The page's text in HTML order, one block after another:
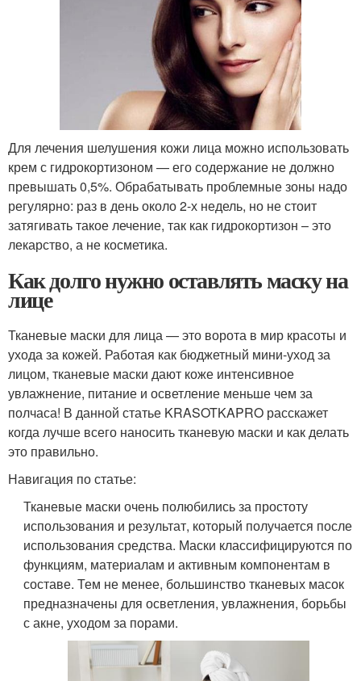
Для лечения шелушения кожи лица можно использовать
крем с гидрокортизоном — его содержание не должно
превышать 0,5%. Обрабатывать проблемные зоны надо
регулярно: раз в день около 2-х недель, но не стоит
затягивать такое лечение, так как гидрокортизон – это
лекарство, а не косметика.
Как долго нужно оставлять маску на
лице
Тканевые маски для лица — это ворота в мир красоты и
ухода за кожей. Работая как бюджетный мини-уход за
лицом, тканевые маски дают коже интенсивное
увлажнение, питание и осветление меньше чем за
полчаса! В данной статье KRASOTKAPRO расскажет
когда лучше всего наносить тканевую маски и как делать
это правильно.
Навигация по статье:
Тканевые маски очень полюбились за простоту
использования и результат, который получается после
использования средства. Маски классифицируются по
функциям, материалам и активным компонентам в
составе. Тем не менее, большинство тканевых масок
предназначены для осветления, увлажнения, борьбы
с акне, уходом за порами.